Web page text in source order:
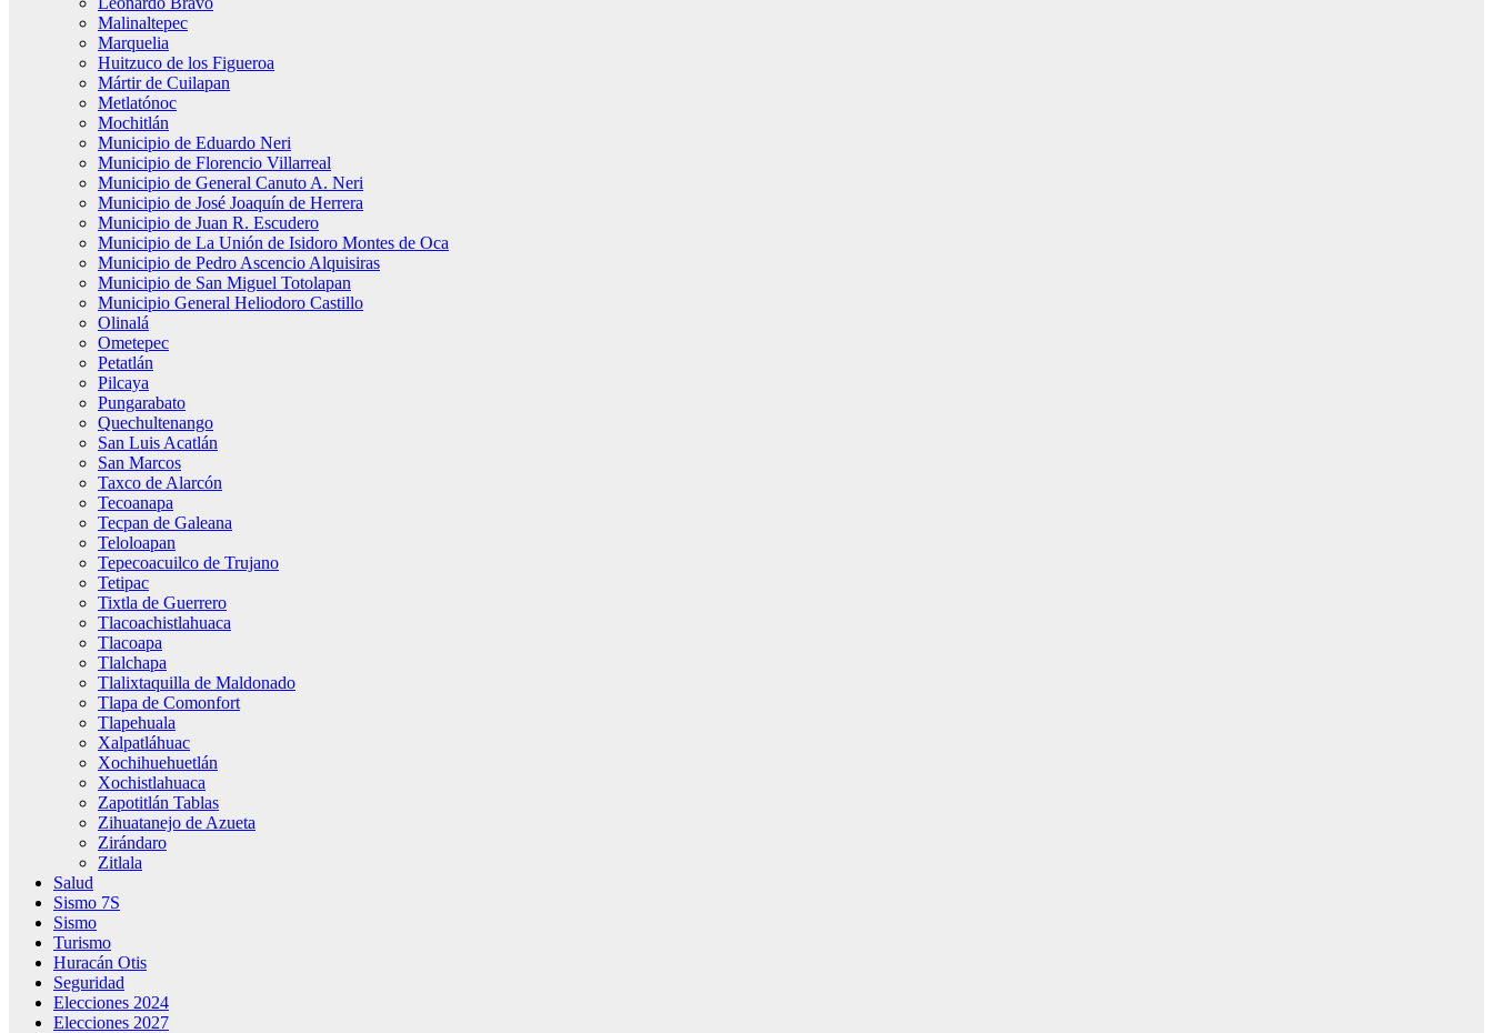
Malinaltepec
Marquelia
Huitzuco de los Figueroa
Mártir de Cuilapan
Metlatónoc
Mochitlán
Municipio de Eduardo Neri
Municipio de Florencio Villarreal
Municipio de General Canuto A. Neri
Municipio de José Joaquín de Herrera
Municipio de Juan R. Escudero
Municipio de La Unión de Isidoro Montes de Oca
Municipio de Pedro Ascencio Alquisiras
Municipio de San Miguel Totolapan
Municipio General Heliodoro Castillo
Olinalá
Ometepec
Petatlán
Pilcaya
Pungarabato
Quechultenango
San Luis Acatlán
San Marcos
Taxco de Alarcón
Tecoanapa
Tecpan de Galeana
Teloloapan
Tepecoacuilco de Trujano
Tetipac
Tixtla de Guerrero
Tlacoachistlahuaca
Tlacoapa
Tlalchapa
Tlalixtaquilla de Maldonado
Tlapa de Comonfort
Tlapehuala
Xalpatláhuac
Xochihuehuetlán
Xochistlahuaca
Zapotitlán Tablas
Zihuatanejo de Azueta
Zirándaro
Zitlala
Salud
Sismo 7S
Sismo
Turismo
Huracán Otis
Seguridad
Elecciones 2024
Elecciones 2027